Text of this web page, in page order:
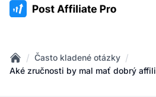
:site.title
Home
/ Často kladené otázky /
Aké zručnosti by mal mať dobrý